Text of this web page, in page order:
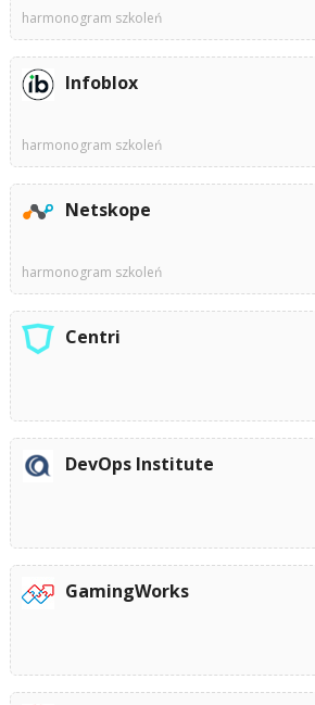
harmonogram szkoleń
Infoblox
harmonogram szkoleń
Netskope
harmonogram szkoleń
Centri
DevOps Institute
GamingWorks